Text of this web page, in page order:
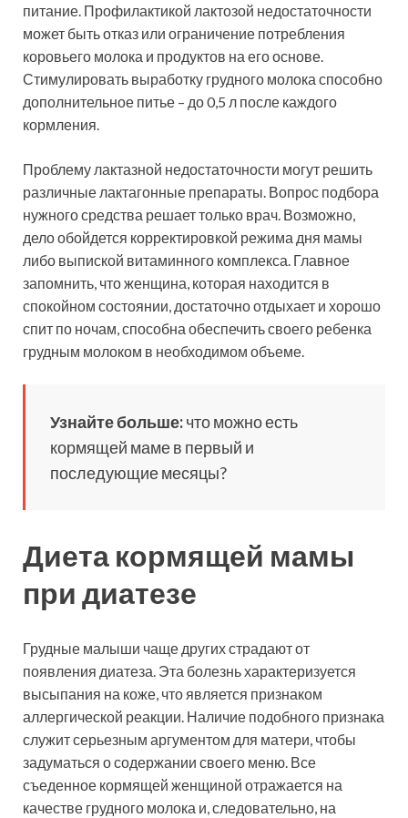
питание. Профилактикой лактозой недостаточности
может быть отказ или ограничение потребления
коровьего молока и продуктов на его основе.
Стимулировать выработку грудного молока способно
дополнительное питье – до 0,5 л после каждого
кормления.
Проблему лактазной недостаточности могут решить
различные лактагонные препараты. Вопрос подбора
нужного средства решает только врач. Возможно,
дело обойдется корректировкой режима дня мамы
либо выпиской витаминного комплекса. Главное
запомнить, что женщина, которая находится в
спокойном состоянии, достаточно отдыхает и хорошо
спит по ночам, способна обеспечить своего ребенка
грудным молоком в необходимом объеме.
Узнайте больше:что можно есть
кормящей маме в первый и
последующие месяцы?
Диета кормящей мамы
при диатезе
Грудные малыши чаще других страдают от
появления диатеза. Эта болезнь характеризуется
высыпания на коже, что является признаком
аллергической реакции. Наличие подобного признака
служит серьезным аргументом для матери, чтобы
задуматься о содержании своего меню. Все
съеденное кормящей женщиной отражается на
качестве грудного молока и, следовательно, на